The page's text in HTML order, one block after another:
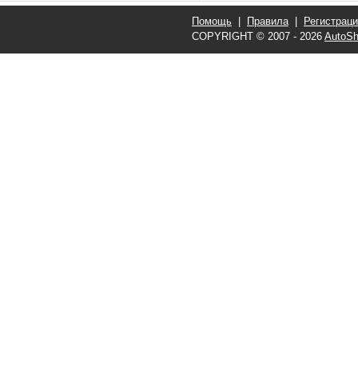
Помощь Правила|
COPYRIGHT © 2007 - 2026